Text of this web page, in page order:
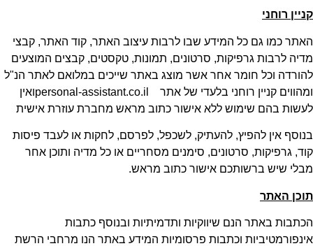
קניין רוחני
האתר כמו גם כל המידע שבו לרבות עיצוב האתר, קוד האתר, קבצי
מדיה לרבות גרפיקות, סרטונים, תמונות, טקסטים, קבצים המוצעים
להורדה וכל חומר אחר אשר מוצג באתר שייכים במלואם לאתר הנ"ל
ומהווים קניין רוחני בלעדי של אתר personal-assistant.co.ilואין
לעשות בהם שימוש ללא אישור כתוב מראש מחברת עוזרת אישית
בנוסף אין להפיץ, להעתיק, לשכפל, לפרסם, לחקות או לעבד פיסות
קוד, גרפיקות, סרטונים, סימנים מסחריים או כל מדיה ותוכן אחר
מבלי שיש ברשותכם אישור כתוב מראש.
תוכן האתר
הכתבות באתר הנם שיווקיות ותדמיתיות ובנוסף כתבות
אינפורמטיביות וכתבות פרסומיות המידע באתר הנו מרחבי הרשת